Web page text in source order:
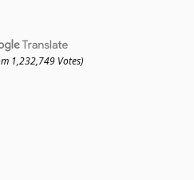
1,232,749 Votes)